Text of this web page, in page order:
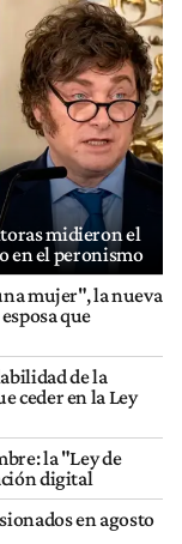
midieron el
en el peronismo
mujer", la nueva
que
de la
ceder en la Ley
la "Ley de
digital
en agosto